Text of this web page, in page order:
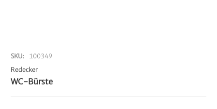
SKU
100349
Redecker
WC-Bürste